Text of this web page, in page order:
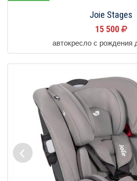
Joie Stages
15 500
автокресло с рождения